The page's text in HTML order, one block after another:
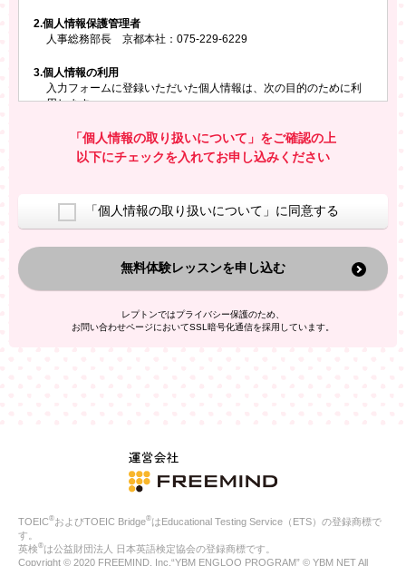
所属施設名
会員番号またはクーポンコード
2.個人情報保護管理者
人事総務部長 京都本社：075-229-6229
3.個人情報の利用
入力フォームに登録いただいた個人情報は、次の目的のために利
用します。
お問い合わせにお答えするため
レプトンのキャンペーンや新商品（新サービス）、新規開講教
室等をご案内するため
換した上で、広告・宣伝・販売促進活動に役立てること
上記の利用目的のために第三者へ提供すること
なお、この利用目的を超えた個人情報の取扱いは行いません。ま
た、これ以外の目的で個人情報を利用することはありません。
人情報を、本人が特定されないデータに不可逆変換した上で第三
者広告配信事業者においてマッチングを行い、その結果に基づい
ご本人の同意がある場合
法令に基づく場合
人の生命、身体または財産の保護のために必要がある場合であ
公衆衛生の向上または児童の健全な育成の推進のために特に必
合
「個人情報の取り扱いについて」をご確認の上
以下にチェックを入れてお申し込みください
「個人情報の取り扱いについて」に同意する
無料体験レッスンを申し込む
レプトンではプライバシー保護のため、
お問い合わせページにおいてSSL暗号化通信を採用しています。
TOEIC®およびTOEIC Bridge®はEducational Testing Service（ETS）の登録商標で
す。
英検®は公益財団法人 日本英語検定協会の登録商標です。
Copyright © 2020 FREEMIND, Inc.“YBM ENGLOO PROGRAM” © YBM NET All